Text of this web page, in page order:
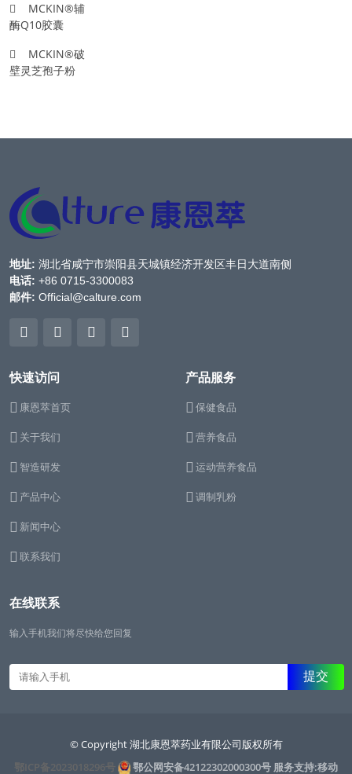
MCKIN®辅
酶Q10胶囊
MCKIN®破
壁灵芝孢子粉
地址: 湖北省咸宁市崇阳县天城镇经济开发区丰日大道南侧
电话: +86 0715-3300083
邮件: Official@calture.com
快速访问
康恩萃首页
关于我们
智造研发
产品中心
新闻中心
联系我们
产品服务
保健食品
营养食品
运动营养食品
调制乳粉
在线联系
输入手机我们将尽快给您回复
© Copyright 湖北康恩萃药业有限公司版权所有
鄂ICP备2023018296号
鄂公网安备42122302000300号 服务支持:移动